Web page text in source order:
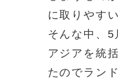
に取りやす
そんな中、5
アジアを統
たのでラン